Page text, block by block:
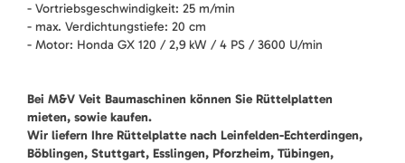
- Vortriebsgeschwindigkeit: 25 m/min
- max. Verdichtungstiefe: 20 cm
- Motor: Honda GX 120 / 2,9 kW / 4 PS / 3600 U/min
Bei M&V Veit Baumaschinen können Sie Rüttelplatten
mieten, sowie kaufen.
Wir liefern Ihre Rüttelplatte nach Leinfelden-Echterdingen,
Böblingen, Stuttgart, Esslingen, Pforzheim, Tübingen,